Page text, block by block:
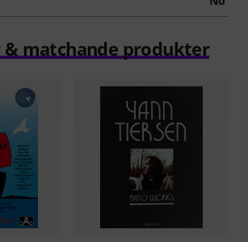
matchande produkter